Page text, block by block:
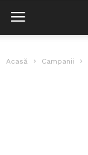
Acasă Campanii